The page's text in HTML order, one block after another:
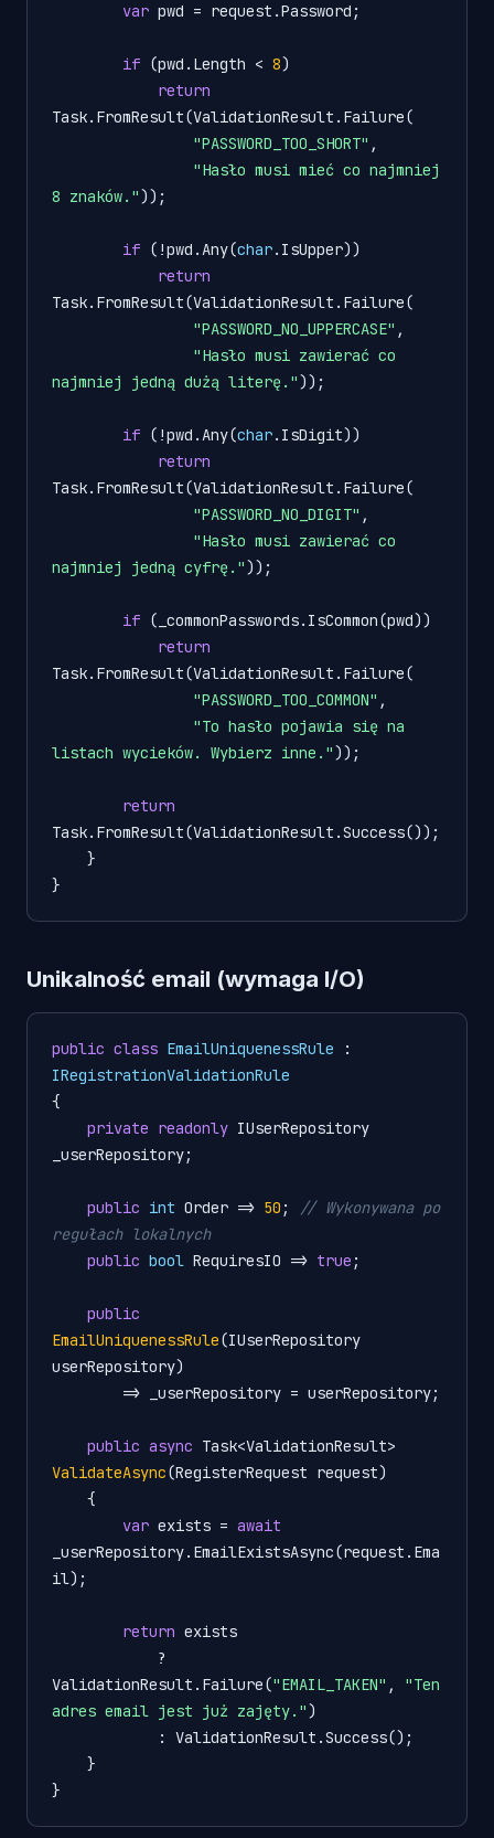
var pwd = request.Password;
if (pwd.Length < 8)
return
Task.FromResult(ValidationResult.Failure(
"PASSWORD_TOO_SHORT" ,
"Hasło musi mieć co najmniej
8 znaków."));
if (!pwd.Any(char.IsUpper))
return
Task.FromResult(ValidationResult.Failure(
"PASSWORD_NO_UPPERCASE" ,
"Hasło musi zawierać co
najmniej jedną dużą literę."));
if (!pwd.Any(char.IsDigit))
return
Task.FromResult(ValidationResult.Failure(
"PASSWORD_NO_DIGIT" ,
"Hasło musi zawierać co
najmniej jedną cyfrę."));
if (_commonPasswords.IsCommon(pwd))
return
Task.FromResult(ValidationResult.Failure(
"PASSWORD_TOO_COMMON" ,
"To hasło pojawia się na
listach wycieków. Wybierz inne."));
return
Task.FromResult(ValidationResult.Success());
Unikalność email (wymaga I/O)
public class EmailUniquenessRule
IRegistrationValidationRule
{
private readonly IUserRepository
_userRepository;
public int Order => 50 ;
// Wykonywana po
regułach lokalnych
public bool RequiresIO => true ;
public
EmailUniquenessRule(IUserRepository
userRepository)
public async
ValidateAsync(RegisterRequest request)
var exists = await
_userRepository.EmailExistsAsync(request.Ema
il);
return exists
ValidationResult.Failure("EMAIL_TAKEN" , "Ten
adres email jest już zajęty.")